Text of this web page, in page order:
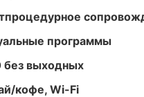
программы
без выходных
кофе, Wi-Fi